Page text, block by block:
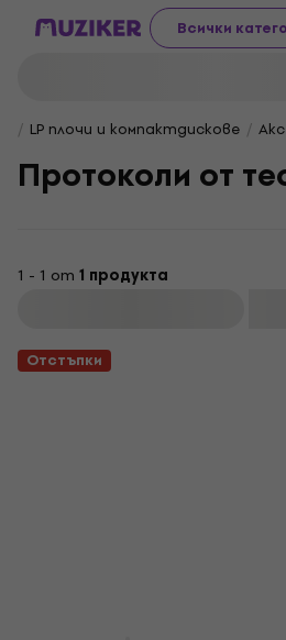
Всички
LP плочи и компактдискове
Протоколи от
1 - 1 от 1 продукта
Отстъпки